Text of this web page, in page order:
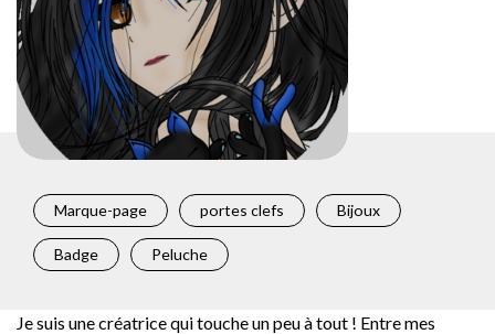
Marque-page portes clefs Bijoux
Badge Peluche
Je suis une créatrice qui touche un peu à tout ! Entre mes